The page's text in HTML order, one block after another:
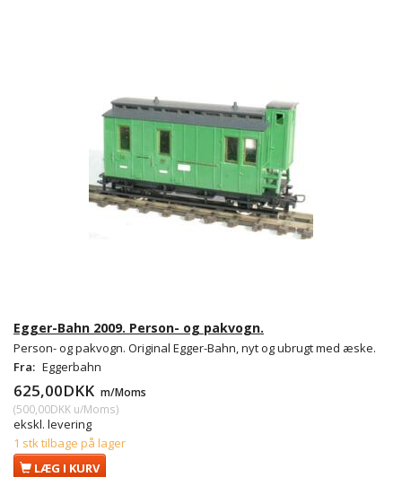
Egger-Bahn 2009. Person- og pakvogn.
Person- og pakvogn. Original Egger-Bahn, nyt og ubrugt med æske.
Fra: Eggerbahn
625,00DKK m/Moms
(500,00DKK u/Moms)
ekskl. levering
1 stk tilbage på lager
LÆG I KURV